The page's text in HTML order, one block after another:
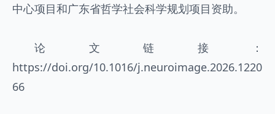
中心项目和广东省哲学社会科学规划项目资助。
论文链接：
https://doi.org/10.1016/j.neuroimage.2026.1220
66